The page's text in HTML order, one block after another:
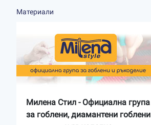
Материали
Милена Стил - Официална група
за гоблени, диамантени гоблени